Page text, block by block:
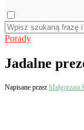
Porady
Jadalne
Napisane przez Małgorzata